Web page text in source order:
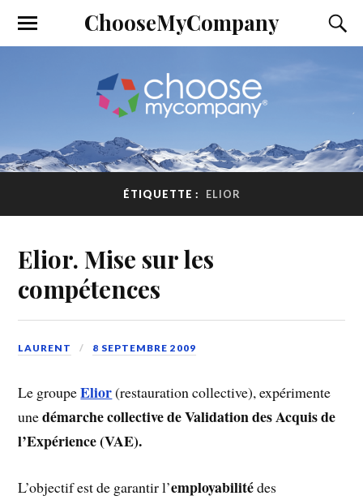
ChooseMyCompany
ÉTIQUETTE : ELIOR
Elior. Mise sur les
compétences
LAURENT 8 SEPTEMBRE 2009
Le groupeElior(restauration collective), expérimente
unedémarche collective de Validation des Acquis de
l’Expérience (VAE).
L’objectif est de garantir l’employabilitédes